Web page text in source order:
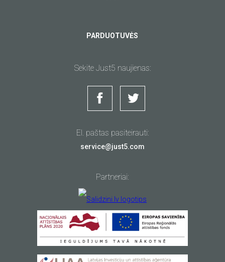
PARDUOTUVĖS
Sekite Just5 naujienas:
El. paštas pasiteirauti:
service@just5.com
Partneriai: